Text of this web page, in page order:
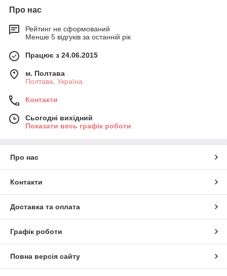
Про нас
Рейтинг не сформований
Менше 5 відгуків за останній рік
Працює з 24.06.2015
м. Полтава
Полтава, Україна
Контакти
Сьогодні вихідний
Показати весь графік роботи
Про нас
Контакти
Доставка та оплата
Графік роботи
Повна версія сайту